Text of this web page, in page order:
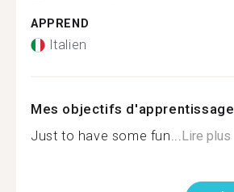
APPREND
Italien
Mes objectifs d'apprentissage
Just to have some fun...Lire plus